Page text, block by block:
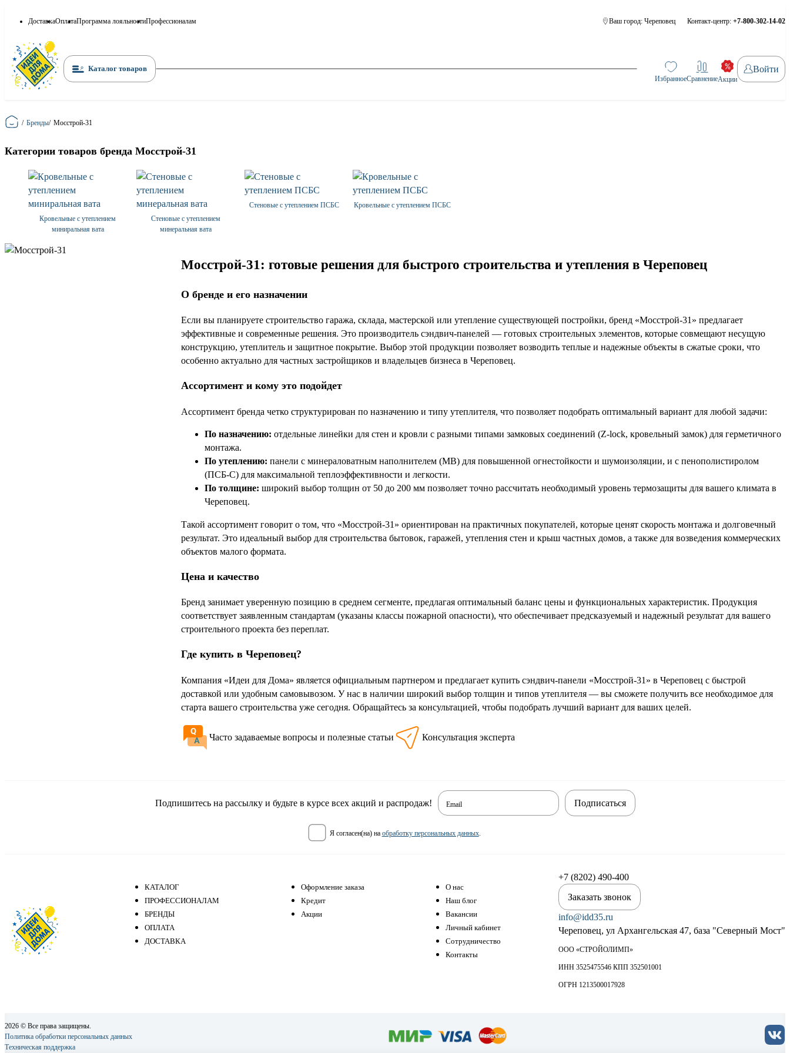
ДоставкаОплатаПрограмма лояльностиПрофессионалам Ваш город: Череповец Контакт-центр: +7-800-302-14-02
Каталог товаров
ИзбранноеСравнениеАкции
Войти
Главная
/ Бренды/ Мосстрой-31
Категории товаров бренда Мосстрой-31
Кровельные с утеплением
миниральная вата
Стеновые с утеплением
минеральная вата
Стеновые с утеплением ПСБС Кровельные с утеплением ПСБС
Мосстрой-31: готовые решения для быстрого строительства и утепления в Череповец
О бренде и его назначении
Если вы планируете строительство гаража, склада, мастерской или утепление существующей постройки, бренд «Мосстрой-31» предлагает
эффективные и современные решения. Это производитель сэндвич-панелей — готовых строительных элементов, которые совмещают несущую
конструкцию, утеплитель и защитное покрытие. Выбор этой продукции позволяет возводить теплые и надежные объекты в сжатые сроки, что
особенно актуально для частных застройщиков и владельцев бизнеса в Череповец.
Ассортимент и кому это подойдет
Ассортимент бренда четко структурирован по назначению и типу утеплителя, что позволяет подобрать оптимальный вариант для любой задачи:
По назначению: отдельные линейки для стен и кровли с разными типами замковых соединений (Z-lock, кровельный замок) для герметичного
монтажа.
По утеплению: панели с минераловатным наполнителем (МВ) для повышенной огнестойкости и шумоизоляции, и с пенополистиролом
(ПСБ-С) для максимальной теплоэффективности и легкости.
По толщине: широкий выбор толщин от 50 до 200 мм позволяет точно рассчитать необходимый уровень термозащиты для вашего климата в
Череповец.
Такой ассортимент говорит о том, что «Мосстрой-31» ориентирован на практичных покупателей, которые ценят скорость монтажа и долговечный
результат. Это идеальный выбор для строительства бытовок, гаражей, утепления стен и крыш частных домов, а также для возведения коммерческих
объектов малого формата.
Цена и качество
Бренд занимает уверенную позицию в среднем сегменте, предлагая оптимальный баланс цены и функциональных характеристик. Продукция
соответствует заявленным стандартам (указаны классы пожарной опасности), что обеспечивает предсказуемый и надежный результат для вашего
строительного проекта без переплат.
Где купить в Череповец?
Компания «Идеи для Дома» является официальным партнером и предлагает купить сэндвич-панели «Мосстрой-31» в Череповец с быстрой
доставкой или удобным самовывозом. У нас в наличии широкий выбор толщин и типов утеплителя — вы сможете получить все необходимое для
старта вашего строительства уже сегодня. Обращайтесь за консультацией, чтобы подобрать лучший вариант для ваших целей.
Часто задаваемые вопросы и полезные статьи Консультация эксперта
Подпишитесь на рассылку и будьте в курсе всех акций и распродаж! Email
я согласен(на) на обработку персональных данных.
Подписаться
КАТАЛОГ
ПРОФЕССИОНАЛАМ
БРЕНДЫ
ОПЛАТА
ДОСТАВКА
Оформление заказа
Кредит
Акции
О нас
Наш блог
Вакансии
Личный кабинет
Сотрудничество
Контакты
+7 (8202) 490-400
Заказать звонок
info@idd35.ru
Череповец, ул Архангельская 47, база "Северный Мост"
ООО «СТРОЙОЛИМП»
ИНН 3525475546 КПП 352501001
ОГРН 1213500017928
2026 © Все права защищены.
Политика обработки персональных данных
Техническая поддержка